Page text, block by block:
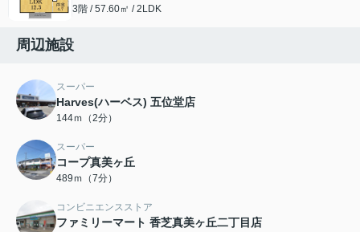
3階 / 57.60㎡ / 2LDK
周辺施設
スーパー
Harves(ハーベス) 五位堂店
144ｍ（2分）
スーパー
コープ真美ヶ丘
489ｍ（7分）
コンビニエンスストア
ファミリーマート 香芝真美ヶ丘二丁目店